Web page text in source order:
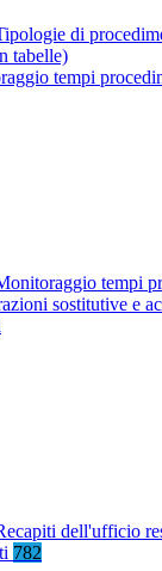
di
tabelle)
tempi
tempi
sostitutive e
dell'ufficio
782